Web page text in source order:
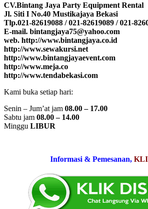
CV.Bintang Jaya Party Equipment Rental
Jl. Siti I No.40 Mustikajaya Bekasi
Tlp.021-82619088 / 021-82619089 / 021-
E-mail. bintangjaya75@yahoo.com
web. http://www.bintangjaya.co.id
http://www.sewakursi.net
http://www.bintangjayaevent.com
http://www.meja.co
http://www.tendabekasi.com
Kami buka setiap hari:
Senin – Jum’at jam 08.00 – 17.00
Sabtu jam 08.00 – 14.00
Minggu LIBUR
Informasi & Pemesanan,